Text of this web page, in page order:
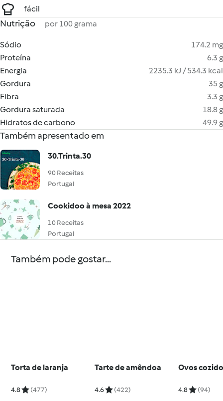
fácil
Nutrição por 100 grama
Sódio
174.2 mg
Proteína
6.3 g
Energia
2235.3 kJ / 534.3 kcal
Gordura
35 g
Fibra
3.3 g
Gordura saturada
18.8 g
Hidratos de carbono
49.9 g
Também apresentado em
30.Trinta.30
90 Receitas
Portugal
Cookidoo à mesa 2022
10 Receitas
Portugal
Também pode gostar...
Torta de laranja
4.8 (477)
Tarte de amêndoa
4.6 (422)
Ovos
4.8 (94)